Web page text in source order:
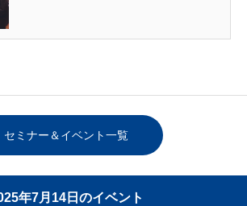
セミナー＆イベント一覧
年7月14日のイベント